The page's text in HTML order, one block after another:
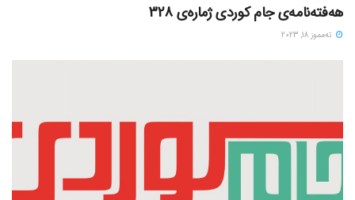
هەفتەنامەی جام کوردی ژمارەی 328
ته‌مموز 18, 2023